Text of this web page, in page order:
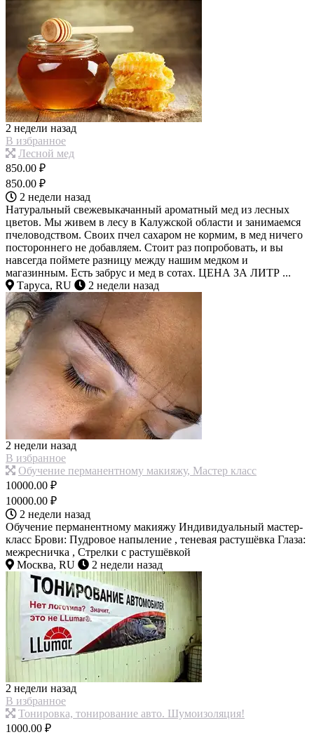
2 недели назад
В избранное
Лесной мед
850.00 ₽
850.00 ₽
2 недели назад
Натуральный свежевыкачанный ароматный мед из лесных
цветов. Мы живем в лесу в Калужской области и занимаемся
пчеловодством. Своих пчел сахаром не кормим, в мед ничего
постороннего не добавляем. Стоит раз попробовать, и вы
навсегда поймете разницу между нашим медком и
магазинным. Есть забрус и мед в сотах. ЦЕНА ЗА ЛИТР ...
Таруса, RU
2 недели назад
2 недели назад
В избранное
Обучение перманентному макияжу, Мастер класс
10000.00 ₽
10000.00 ₽
2 недели назад
Обучение перманентному макияжу Индивидуальный мастер-
класс Брови: Пудровое напыление , теневая растушёвка Глаза:
межресничка , Стрелки с растушёвкой
Москва, RU
2 недели назад
2 недели назад
В избранное
Тонировка, тонирование авто. Шумоизоляция!
1000.00 ₽